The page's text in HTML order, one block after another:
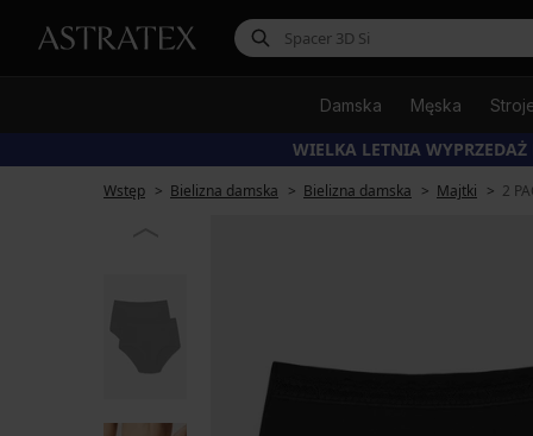
Damska Męska
WIELKA LETNIA
Wstęp Bielizna damska Bielizna damska Majtki 2